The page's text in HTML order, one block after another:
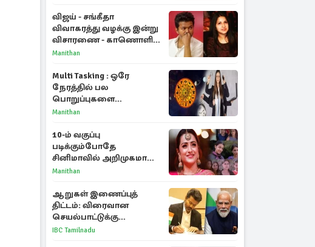
விஜய் - சங்கீதா
விவாகரத்து வழக்கு இன்று
விசாரணை - காணொளி
மூலம் ஆஜராக வாய்ப்பு
Manithan
Multi Tasking : ஒரே
நேரத்தில் பல
பொறுப்புகளை
கையாளும் டாப் 3 ராசிகள்!
Manithan
10-ம் வகுப்பு
படிக்கும்போதே
சினிமாவில் அறிமுகமான
த்ரிஷா! உண்மையை
காந்தி
Manithan
ஆறுகள் இணைப்புத்
திட்டம்: விரைவான
செயல்பாட்டுக்கு
பிரதமருக்கு முதலமைச்சர்
IBC Tamilnadu